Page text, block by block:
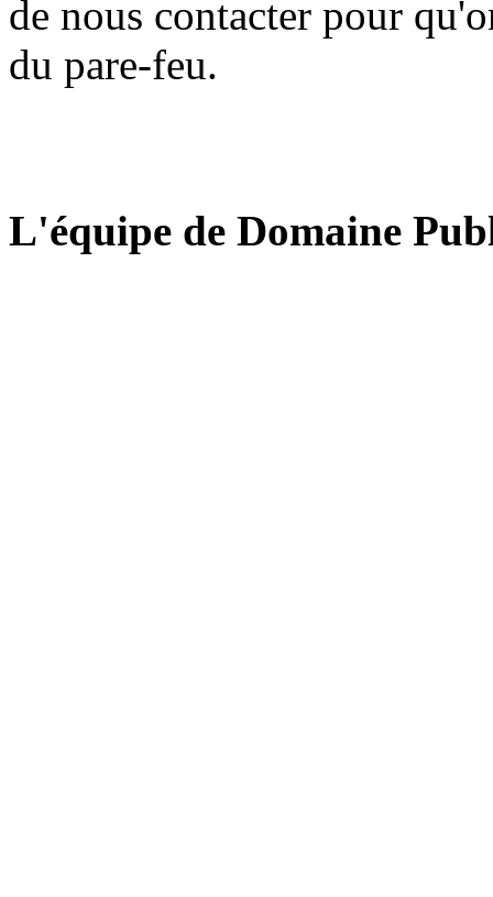
de nous contacter pour
du pare-feu.
L'équipe de Domaine